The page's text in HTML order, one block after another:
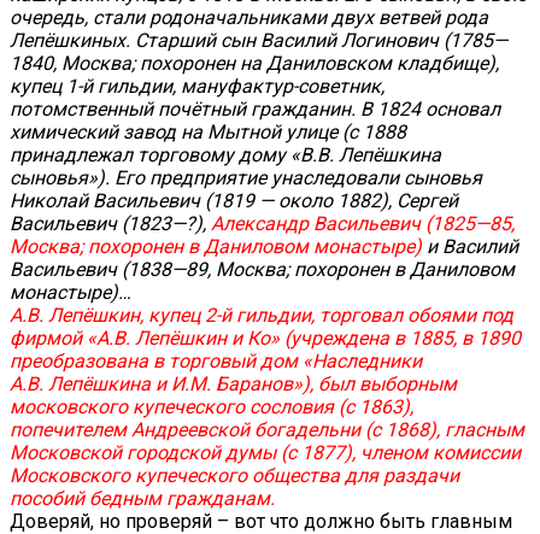
очередь, стали родоначальниками двух ветвей рода
Лепёшкиных. Старший сын Василий Логинович (1785—
1840, Москва; похоронен на Даниловском кладбище),
купец 1-й гильдии, мануфактур-советник,
потомственный почётный гражданин. В 1824 основал
химический завод на Мытной улице (с 1888
принадлежал торговому дому «В.В. Лепёшкина
сыновья»). Его предприятие унаследовали сыновья
Николай Васильевич (1819 — около 1882), Сергей
Васильевич (1823—?), Александр Васильевич (1825—85,
Москва; похоронен в Даниловом монастыре) и Василий
Васильевич (1838—89, Москва; похоронен в Даниловом
монастыре)…
А.В. Лепёшкин, купец 2-й гильдии, торговал обоями под
фирмой «А.В. Лепёшкин и Ко» (учреждена в 1885, в 1890
преобразована в торговый дом «Наследники
А.В. Лепёшкина и И.М. Баранов»), был выборным
московского купеческого сословия (с 1863),
попечителем Андреевской богадельни (с 1868), гласным
Московской городской думы (с 1877), членом комиссии
Московского купеческого общества для раздачи
пособий бедным гражданам.
Доверяй, но проверяй – вот что должно быть главным